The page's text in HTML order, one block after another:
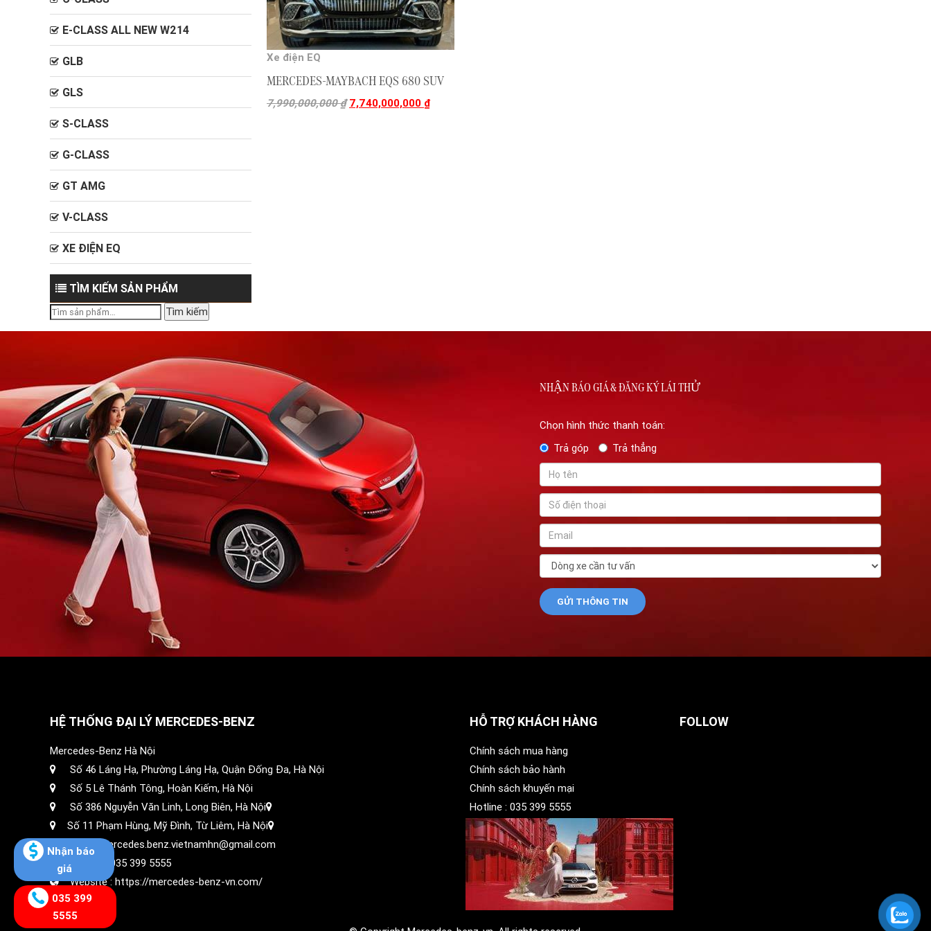
Xe điện EQ
MERCEDES-MAYBACH EQS 680 SUV
7,990,000,000₫ 7,740,000,000 ₫
E-CLASS ALL NEW W214
GLB
GLS
S-CLASS
G-CLASS
GT AMG
V-CLASS
XE ĐIỆN EQ
TÌM KIẾM SẢN PHẨM
Tìm
kiếm:
Tìm kiếm
Nhận báo
giá
035 399
5555
NHẬN BÁO GIÁ & ĐĂNG KÝ LÁI THỬ
Chọn hình thức thanh toán:
Trả góp
Trả thẳng
HỆ THỐNG ĐẠI LÝ MERCEDES-BENZ
Mercedes-Benz Hà Nội
Số 46 Láng Hạ, Phường Láng Hạ, Quận Đống Đa, Hà Nội
Số 5 Lê Thánh Tông, Hoàn Kiếm, Hà Nội
Số 386 Nguyễn Văn Linh, Long Biên, Hà Nội
Số 11 Phạm Hùng, Mỹ Đình, Từ Liêm, Hà Nội
Email: mercedes.benz.vietnamhn@gmail.com
Hotline :
035 399 5555
Website : https://mercedes-benz-vn.com/
HỖ TRỢ KHÁCH HÀNG
Chính sách mua hàng
Chính sách bảo hành
Chính sách khuyến mại
Hotline : 035 399 5555
FOLLOW